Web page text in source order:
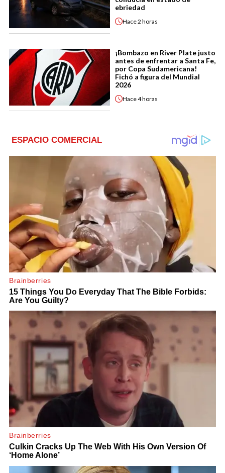
ebriedad
Hace2 horas
¡Bombazo en River Plate justo
antes de enfrentar a Santa Fe,
por Copa Sudamericana!
Fichó a figura del Mundial
2026
Hace4 horas